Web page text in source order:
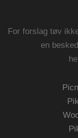
For forslag tøv
en